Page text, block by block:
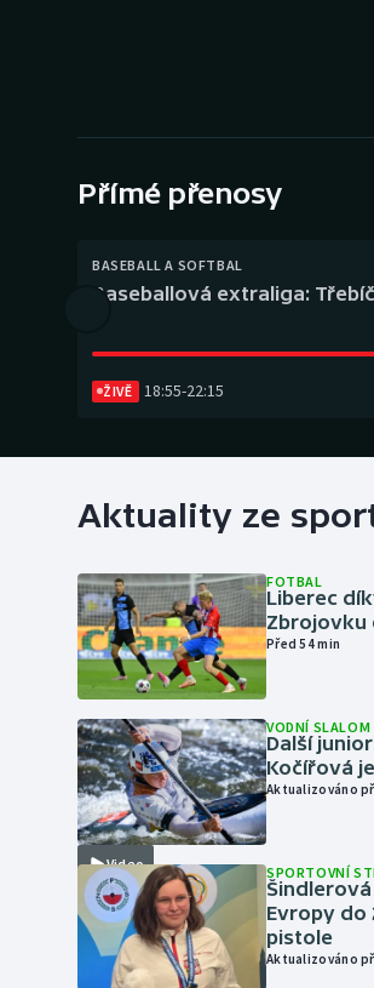
Přímé přenosy
BASEBALL A SOFTBAL
Baseballová extraliga:
ŽIVĚ 18:55-22:15
Aktuality ze
FOTBAL
Liberec
Zbrojovku
Před 54 min
Video
VODNÍ SLALOM
Další
Kočířová
Aktualizováno
SPORTOVNÍ
Evropy do
pistole
Aktualizováno